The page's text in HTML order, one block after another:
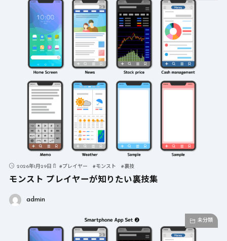
2026年1月29日 #プレイヤー #モンスト #裏技
モンスト プレイヤーが知りたい裏技集
admin
未分類